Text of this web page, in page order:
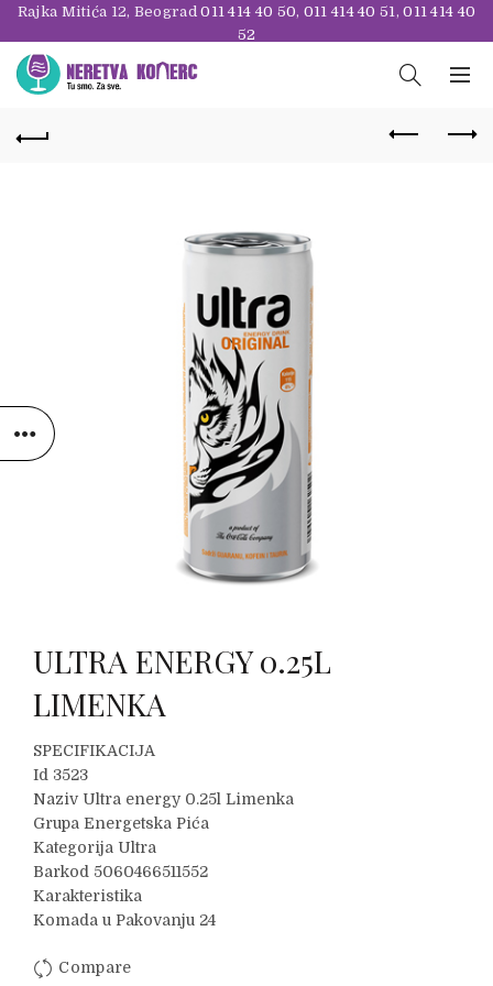
Rajka Mitića 12, Beograd011 414 40 50, 011 414 40 51,011 414 40
52
ULTRA ENERGY 0.25L
LIMENKA
SPECIFIKACIJA
Id 3523
Naziv Ultra energy 0.25l Limenka
Grupa Energetska Pića
Kategorija Ultra
Barkod 5060466511552
Karakteristika
Komada u Pakovanju 24
Compare